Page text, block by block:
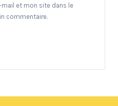
et mon site dans le
commentaire.